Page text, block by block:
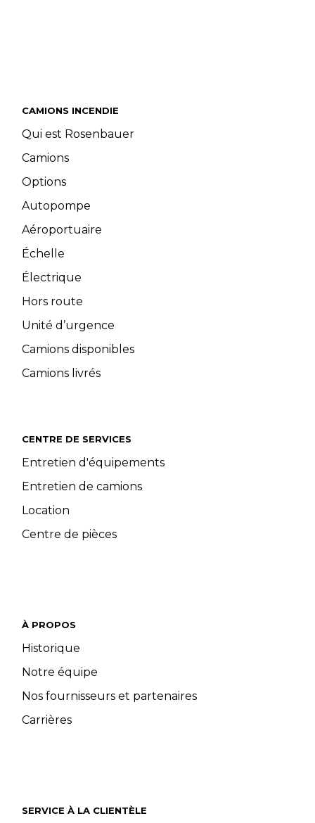
CAMIONS INCENDIE
Qui est Rosenbauer
Camions
Options
Autopompe
Aéroportuaire
Échelle
Électrique
Hors route
Unité d’urgence
Camions disponibles
Camions livrés
CENTRE DE SERVICES
Entretien d'équipements
Entretien de camions
Location
Centre de pièces
À PROPOS
Historique
Notre équipe
Nos fournisseurs et partenaires
Carrières
SERVICE À LA CLIENTÈLE